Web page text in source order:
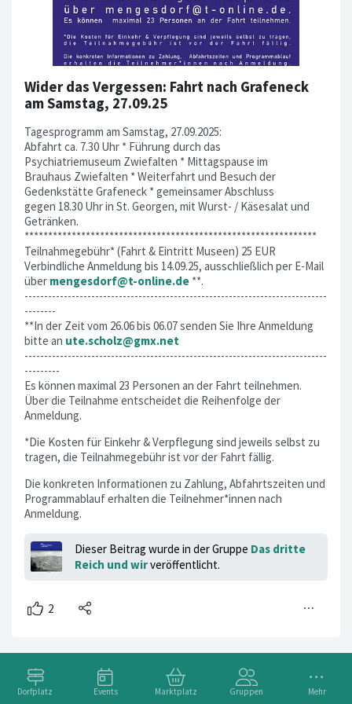
Dorfplatz Events Marktplatz Gruppen Mehr
Wider das Vergessen: Fahrt nach Grafeneck
am Samstag, 27.09.25
Tagesprogramm am Samstag, 27.09.2025:
Abfahrt ca. 7.30 Uhr * Führung durch das
Psychiatriemuseum Zwiefalten * Mittagspause im
Brauhaus Zwiefalten * Weiterfahrt und Besuch der
Gedenkstätte Grafeneck * gemeinsamer Abschluss
gegen 18.30 Uhr in St. Georgen, mit Wurst- / Käsesalat und
Getränken.
**************************************************************
Teilnahmegebühr* (Fahrt & Eintritt Museen) 25 EUR
Verbindliche Anmeldung bis 14.09.25, ausschließlich per E-Mail
über mengesdorf@t-online.de **.
-----------------------------------------------------------------------------
--------
**In der Zeit vom 26.06 bis 06.07 senden Sie Ihre Anmeldung
bitte an ute.scholz@gmx.net
-----------------------------------------------------------------------------
---------
Es können maximal 23 Personen an der Fahrt teilnehmen.
Über die Teilnahme entscheidet die Reihenfolge der
Anmeldung.
*Die Kosten für Einkehr & Verpflegung sind jeweils selbst zu
tragen, die Teilnahmegebühr ist vor der Fahrt fällig.
Die konkreten Informationen zu Zahlung, Abfahrtszeiten und
Programmablauf erhalten die Teilnehmer*innen nach
Anmeldung.
Dieser Beitrag wurde in der Gruppe Das dritte
Reich und wirveröffentlicht.